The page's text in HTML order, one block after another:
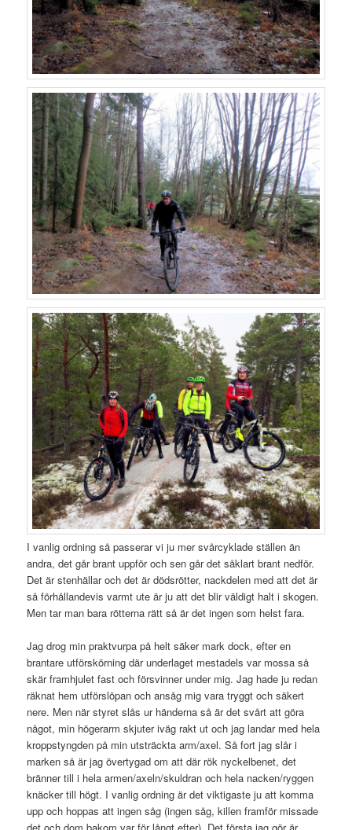
I vanlig ordning så passerar vi ju mer svårcyklade ställen än
andra, det går brant uppför och sen går det såklart brant nedför.
Det är stenhällar och det är dödsrötter, nackdelen med att det är
så förhållandevis varmt ute är ju att det blir väldigt halt i skogen.
Men tar man bara rötterna rätt så är det ingen som helst fara.
Jag drog min praktvurpa på helt säker mark dock, efter en
brantare utförskörning där underlaget mestadels var mossa så
skär framhjulet fast och försvinner under mig. Jag hade ju redan
räknat hem utförslöpan och ansåg mig vara tryggt och säkert
nere. Men när styret slås ur händerna så är det svårt att göra
något, min högerarm skjuter iväg rakt ut och jag landar med hela
kroppstyngden på min utsträckta arm/axel. Så fort jag slår i
marken så är jag övertygad om att där rök nyckelbenet, det
bränner till i hela armen/axeln/skuldran och hela nacken/ryggen
knäcker till högt. I vanlig ordning är det viktigaste ju att komma
upp och hoppas att ingen såg (ingen såg, killen framför missade